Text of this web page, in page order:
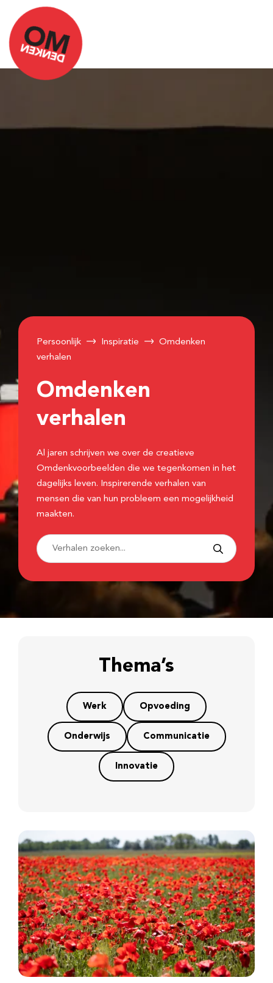
Persoonlijk Inspiratie
Omdenken
verhalen
Omdenken
verhalen
Al jaren schrijven we over de creatieve
Omdenkvoorbeelden die we tegenkomen in het
dagelijks leven. Inspirerende verhalen van
mensen die van hun probleem een mogelijkheid
maakten.
Thema’s
Werk Opvoeding
Onderwijs Communicatie
Innovatie